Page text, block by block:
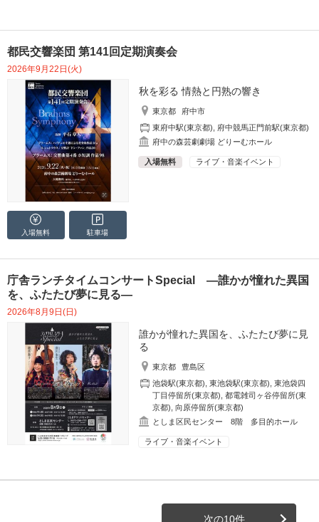
都民交響楽団 第141回定期演奏会
2026年9月22日(火)
秋を彩る 情熱と円熟の響き
東京都
府中市
東府中駅(東京都)
府中競馬正門前駅(東京都)
府中の森芸劇劇場 どりーむホール
入場無料 ライブ・音楽イベント
入場無料 駐車場
庁舎ランチタイムコンサートSpecial ―誰かが憧れた異国
を、ふたたび夢に見る―
2026年8月9日(日)
誰かが憧れた異国を、ふたたび夢に見
る
東京都
豊島区
池袋駅(東京都) ,東池袋駅(東京都) ,東池袋四
丁目停留所(東京都) ,都電雑司ヶ谷停留所(東
京都) ,向原停留所(東京都)
としま区民センター 8階 多目的ホール
ライブ・音楽イベント
次の10件